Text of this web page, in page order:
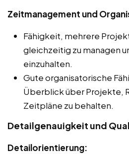
Zeitmanagement und
Fähigkeit, mehrere
gleichzeitig zu managen
einzuhalten.
Gute organisatorische
Überblick über Projekte,
Zeitpläne zu behalten.
Detailgenauigkeit und
Detailorientierung: